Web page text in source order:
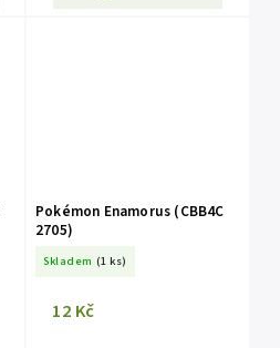
Pokémon Enamorus (CBB4C
2705)
Skladem (1 ks)
12 Kč